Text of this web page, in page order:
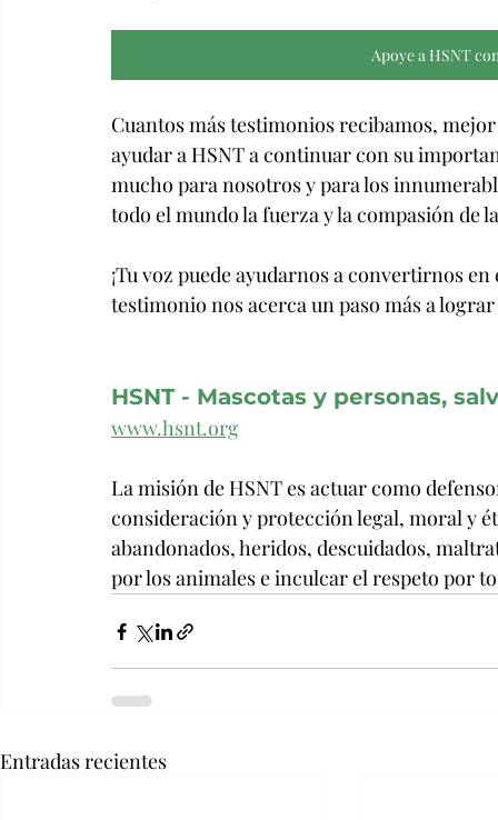
Apoye a HSNT
Cuantos más testimonios recibamos,
ayudar a HSNT a continuar con su
mucho para nosotros y para los
todo el mundo la fuerza y la compasión de
¡Tu voz puede ayudarnos a convertirnos en
testimonio nos acerca un paso más a
HSNT - Mascotas y personas,
www.hsnt.org
La misión de HSNT es actuar como
consideración y protección legal, moral y
abandonados, heridos, descuidados,
por los animales e inculcar el respeto por
Entradas recientes